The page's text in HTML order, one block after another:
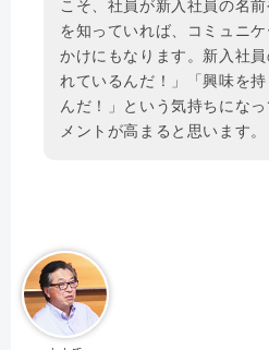
こそ、社員が新入社員の名
を知っていれば、コミュニ
かけにもなります。新入社員
れているんだ！」「興味を
んだ！」という気持ちにな
メントが高まると思います。